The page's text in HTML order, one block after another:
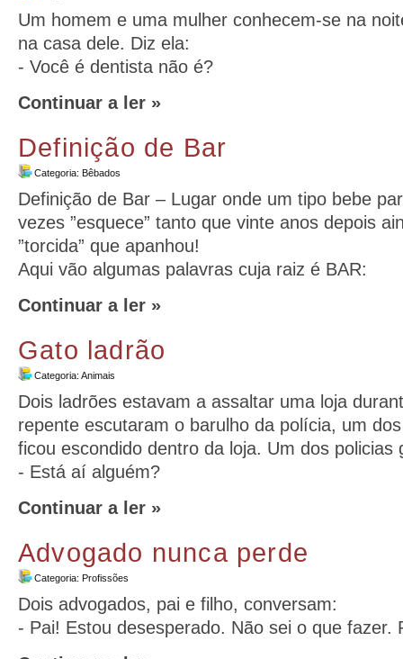
Um homem e uma mulher conhecem-se na
na casa dele. Diz ela:
- Você é dentista não é?
Continuar a ler »
Definição de Bar
Categoria: Bêbados
Definição de Bar – Lugar onde um tipo bebe
vezes ”esquece” tanto que vinte anos depois
”torcida” que apanhou!
Aqui vão algumas palavras cuja raiz é BAR:
Continuar a ler »
Gato ladrão
Categoria: Animais
Dois ladrões estavam a assaltar uma loja
repente escutaram o barulho da polícia, um
ficou escondido dentro da loja. Um dos policias
- Está aí alguém?
Continuar a ler »
Advogado nunca perde
Categoria: Profissões
Dois advogados, pai e filho, conversam:
- Pai! Estou desesperado. Não sei o que fazer.